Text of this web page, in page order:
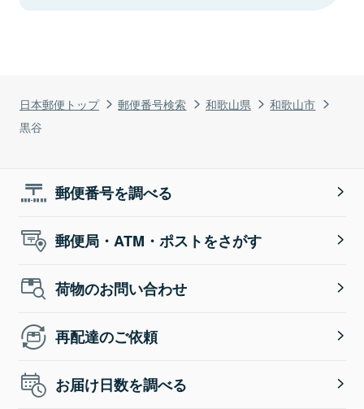
日本郵便トップ 郵便番号検索 和歌山県
和歌山市
黒谷
郵便番号を調べる
郵便局・ATM・ポストをさがす
荷物のお問い合わせ
再配達のご依頼
お届け日数を調べる